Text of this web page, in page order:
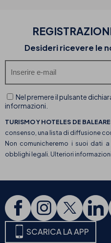
Desideri ricevere le
Nel premere il pulsante
informazioni.
TURISMO Y HOTELES DE
consenso, una lista di diffusione
Non comunicheremo i suoi dati
obblighi legali. Ulteriori informazioni
SCARICA LA APP